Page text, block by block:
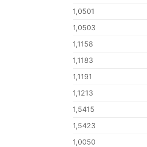
1,0501
1,0503
1,1158
1,1183
1,1191
1,1213
1,5415
1,5423
1,0050